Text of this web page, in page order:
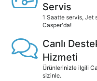
Servis
1 Saatte servis, Jet
Casper'da!
Canlı
Hizmeti
Ürünlerinizle ilgili
sizinle.